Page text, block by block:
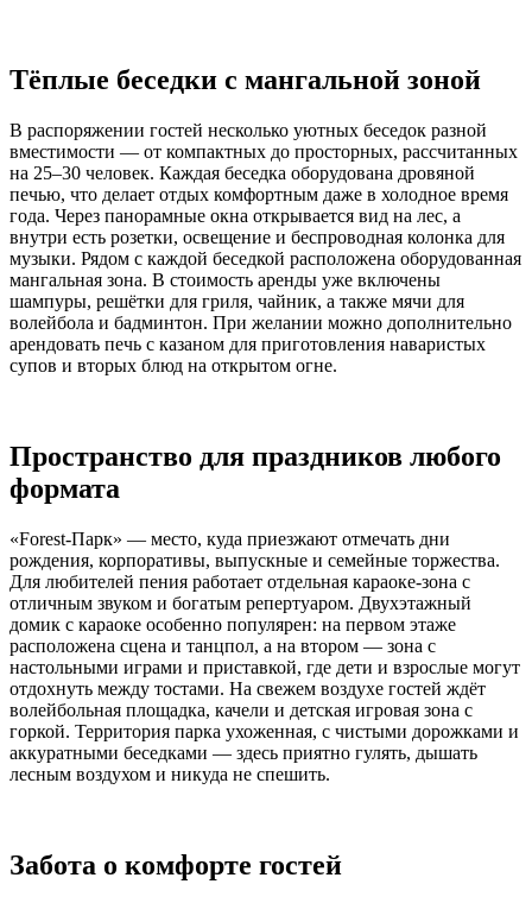
Тёплые беседки с мангальной зоной
В распоряжении гостей несколько уютных беседок разной
вместимости — от компактных до просторных, рассчитанных
на 25–30 человек. Каждая беседка оборудована дровяной
печью, что делает отдых комфортным даже в холодное время
года. Через панорамные окна открывается вид на лес, а
внутри есть розетки, освещение и беспроводная колонка для
музыки. Рядом с каждой беседкой расположена оборудованная
мангальная зона. В стоимость аренды уже включены
шампуры, решётки для гриля, чайник, а также мячи для
волейбола и бадминтон. При желании можно дополнительно
арендовать печь с казаном для приготовления наваристых
супов и вторых блюд на открытом огне.
Пространство для праздников любого
формата
«Forest-Парк» — место, куда приезжают отмечать дни
рождения, корпоративы, выпускные и семейные торжества.
Для любителей пения работает отдельная караоке-зона с
отличным звуком и богатым репертуаром. Двухэтажный
домик с караоке особенно популярен: на первом этаже
расположена сцена и танцпол, а на втором — зона с
настольными играми и приставкой, где дети и взрослые могут
отдохнуть между тостами. На свежем воздухе гостей ждёт
волейбольная площадка, качели и детская игровая зона с
горкой. Территория парка ухоженная, с чистыми дорожками и
аккуратными беседками — здесь приятно гулять, дышать
лесным воздухом и никуда не спешить.
Забота о комфорте гостей